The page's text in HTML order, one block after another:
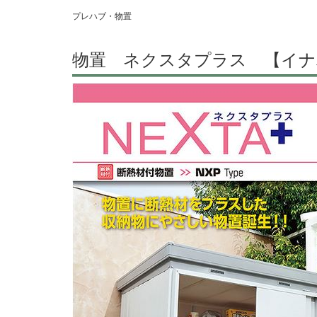
プレハブ・物置
物置 ネクスタプラス 【イナ